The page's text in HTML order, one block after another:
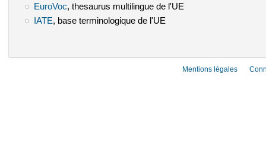
EuroVoc (le lien est externe)
, thesaurus multilingue de l'UE
IATE (le lien est externe)
, base terminologique de l'UE
Mentions légales